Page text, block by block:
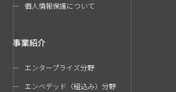
個人情報保護について
事業紹介
エンタープライズ分野
エンベデッド（組込み）分野